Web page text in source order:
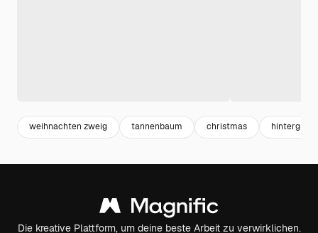
weihnachten zweig tannenbaum christmas
Die kreative Plattform, um deine beste Arbeit zu verwirklichen.